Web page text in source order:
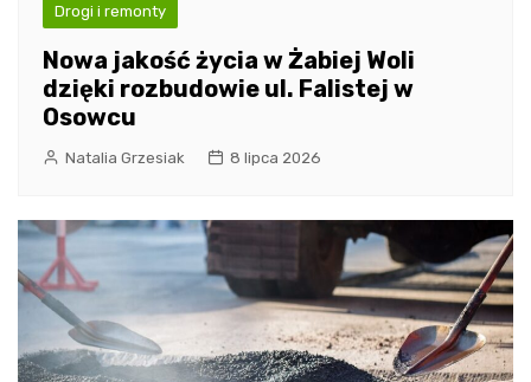
Drogi i remonty
Nowa jakość życia w Żabiej Woli
dzięki rozbudowie ul. Falistej w
Osowcu
Natalia Grzesiak 8 lipca 2026